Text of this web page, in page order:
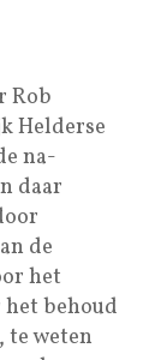
Rob
Helderse
na-
daar
de
het
behoud
te weten